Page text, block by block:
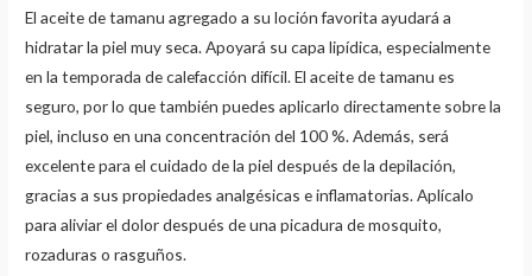
El aceite de tamanu agregado a su loción favorita ayudará a
hidratar la piel muy seca. Apoyará su capa lipídica, especialmente
en la temporada de calefacción difícil. El aceite de tamanu es
seguro, por lo que también puedes aplicarlo directamente sobre la
piel, incluso en una concentración del 100 %. Además, será
excelente para el cuidado de la piel después de la depilación,
gracias a sus propiedades analgésicas e inflamatorias. Aplícalo
para aliviar el dolor después de una picadura de mosquito,
rozaduras o rasguños.